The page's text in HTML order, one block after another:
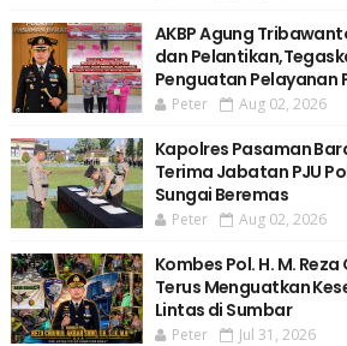
AKBP Agung
dan
Penguatan Pelayanan
Peter Aug 02, 2026
Kapolres Pasaman
Terima Jabatan PJU
Sungai Beremas
Peter Aug 02, 2026
Kombes Pol. H. M.
Terus Menguatkan
Lintas di Sumbar
Peter Jul 31, 2026